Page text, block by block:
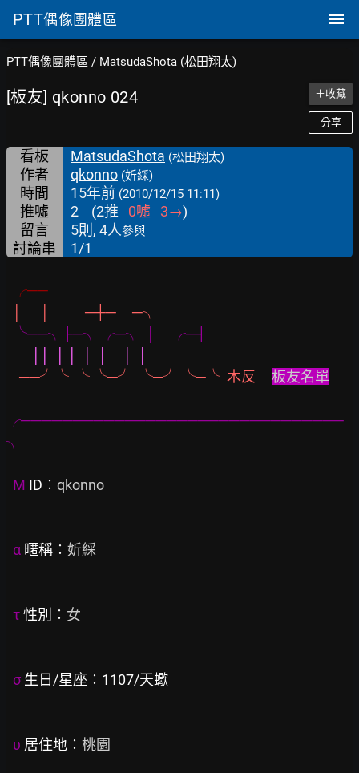
PTT偶像團體區
PTT偶像團體區 / MatsudaShota (松田翔太)
[板友] qkonno 024 ＋收藏
分享
看板 MatsudaShota (松田翔太)
作者 qkonno (妡綵)
時間 15年前 (2010/12/15 11:11)
推噓 2 (2推 0噓 3→)
留言
5則, 4人參與
討論串 1/1
  ╭──
  │      │           ─┼─     ─╮
  ╰──╮├─╮ ╭─╮  │     ╭─┤
    ──╯╰  ╰ ╰─╯  ╰─╯ ╰─╰  木反
板友名單
╭───────────────────────────────
╮
Μ ID︰ qkonno
α 暱稱︰ 妡綵
τ 性別︰ 女
σ 生日/星座︰1107/天蠍
υ 居住地︰ 桃園